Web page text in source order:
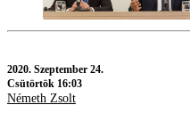
2020. Szeptember 24.
Csütörtök 16:03
Németh Zsolt